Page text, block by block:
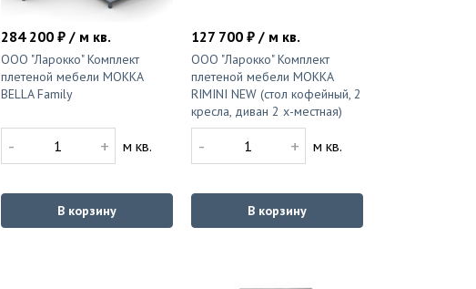
284 200 ₽ / м кв.
ООО "Ларокко" Комплект
плетеной мебели MOKKA
BELLA Family
- + м кв.
В корзину
127 700 ₽ / м кв.
ООО "Ларокко" Комплект
плетеной мебели MOKKA
RIMINI NEW (стол кофейный, 2
кресла, диван 2 х-местная)
- + м кв.
В корзину